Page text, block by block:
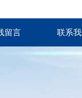
留言 联系